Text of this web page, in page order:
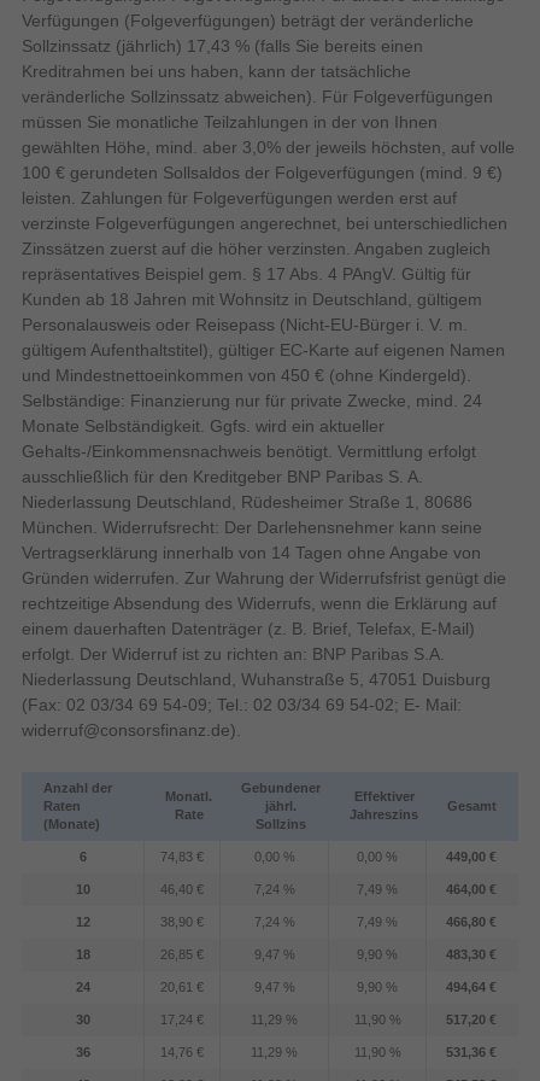
Über die beiliegende Station verbindest du die
Nintendo Switch 2-Konsole mit deinem Fernseher
und erlebst so noch detailliertere Bilder in
Auflösungen bis zu 4K.*
*4K-Auflösung und HDR sind in unterstützten
Spielen verfügbar und erfordern einen kompatiblen
Bildschirm. Die Bildfrequenz ist bei 4K-Ausgabe
auf maximal 60 fps begrenzt.
Neuer Aufsteller mit frei anpassbarem
Sichtwinkel
Mit dem großen, stabilen Aufsteller kannst du
Neigungswinkel von bis zu 150 Grad findest du
immer eine komfortable Position. Perfekt, um
gemeinsam zu spielen!
USB-C-Anschluss, zusätzlich zu dem an der
Unterseite. Schließe das beiliegende Netzteil an
und schon kannst du deine Konsole aufladen,
während du im Tisch-Modus spielst.
Touch-Technologie Multitouch
High Dynamic Range Video
(HDR) Unterstützung
Externe Anzeige Auflösung 3840 x 2160 Pixel
Display LCD
Bildschirmdiagonale
Display-Auflösung 1920 x 1080 Pixel
Touchscreen
Art des Touchscreens Kapazitiv
Technologie mit hohem
Dynamikbereich (HDR)
High Dynamic Range 10 (HDR10)
Variable Bildwiederholfrequenz
Design
Gaming-Control
Funktionsknöpfe
D-Pad, Home button, Menü-Taste, Power-
Taste
Schulterknöpfe
Gaming-Control Technologie Analog / Digital
Reflex vibration
Lautstärkeregler Tasten
Abnehmbare Bedienelemente
Energiequelle
USB Power Delivery
Verfügungen (Folgeverfügungen) beträgt der veränderliche
Sollzinssatz (jährlich) 17,43 % (falls Sie bereits einen
Kreditrahmen bei uns haben, kann der tatsächliche
veränderliche Sollzinssatz abweichen). Für Folgeverfügungen
müssen Sie monatliche Teilzahlungen in der von Ihnen
gewählten Höhe, mind. aber 3,0% der jeweils höchsten, auf volle
100 € gerundeten Sollsaldos der Folgeverfügungen (mind. 9 €)
leisten. Zahlungen für Folgeverfügungen werden erst auf
verzinste Folgeverfügungen angerechnet, bei unterschiedlichen
Zinssätzen zuerst auf die höher verzinsten. Angaben zugleich
repräsentatives Beispiel gem. § 17 Abs. 4 PAngV. Gültig für
Kunden ab 18 Jahren mit Wohnsitz in Deutschland, gültigem
Personalausweis oder Reisepass (Nicht-EU-Bürger i. V. m.
gültigem Aufenthaltstitel), gültiger EC-Karte auf eigenen Namen
und Mindestnettoeinkommen von 450 € (ohne Kindergeld).
Selbständige: Finanzierung nur für private Zwecke, mind. 24
Monate Selbständigkeit. Ggfs. wird ein aktueller
Gehalts-/Einkommensnachweis benötigt. Vermittlung erfolgt
ausschließlich für den Kreditgeber BNP Paribas S. A.
Niederlassung Deutschland, Rüdesheimer Straße 1, 80686
München. Widerrufsrecht: Der Darlehensnehmer kann seine
Vertragserklärung innerhalb von 14 Tagen ohne Angabe von
Gründen widerrufen. Zur Wahrung der Widerrufsfrist genügt die
rechtzeitige Absendung des Widerrufs, wenn die Erklärung auf
einem dauerhaften Datenträger (z. B. Brief, Telefax, E-Mail)
erfolgt. Der Widerruf ist zu richten an: BNP Paribas S.A.
Niederlassung Deutschland, Wuhanstraße 5, 47051 Duisburg
(Fax: 02 03/34 69 54-09; Tel.: 02 03/34 69 54-02; E- Mail:
widerruf@consorsfinanz.de).
Anzahl der
Raten
(Monate)
Monatl.
Rate
Gebundener
jährl.
Sollzins
Effektiver
Jahreszins
Gesamt
6 74,83 € 0,00 % 0,00 % 449,00 €
10 46,40 € 7,24 % 7,49 % 464,00 €
12 38,90 € 7,24 % 7,49 % 466,80 €
18 26,85 € 9,47 % 9,90 % 483,30 €
24 20,61 € 9,47 % 9,90 % 494,64 €
30 17,24 € 11,29 % 11,90 % 517,20 €
36 14,76 € 11,29 % 11,90 % 531,36 €